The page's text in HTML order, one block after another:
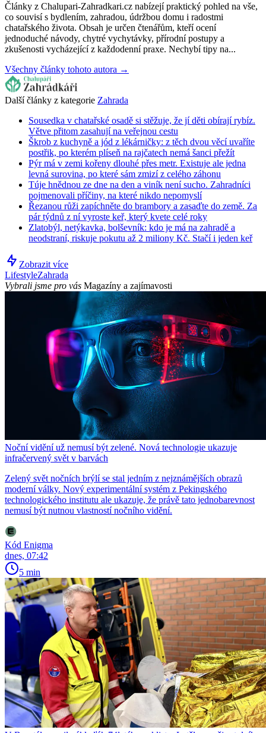
Články z Chalupari-Zahradkari.cz nabízejí praktický pohled na vše,
co souvisí s bydlením, zahradou, údržbou domu i radostmi
chatařského života. Obsah je určen čtenářům, kteří ocení
jednoduché návody, chytré vychytávky, přírodní postupy a
zkušenosti vycházející z každodenní praxe. Nechybí tipy na...
Všechny články tohoto autora →
Další články z kategorie Zahrada
Sousedka v chatařské osadě si stěžuje, že jí děti obírají rybíz.
Větve přitom zasahují na veřejnou cestu
Škrob z kuchyně a jód z lékárničky: z těch dvou věcí uvaříte
postřik, po kterém plíseň na rajčatech nemá šanci přežít
Pýr má v zemi kořeny dlouhé přes metr. Existuje ale jedna
levná surovina, po které sám zmizí z celého záhonu
Túje hnědnou ze dne na den a viník není sucho. Zahradníci
pojmenovali příčiny, na které nikdo nepomyslí
Řezanou růži zapíchněte do brambory a zasaďte do země. Za
pár týdnů z ní vyroste keř, který kvete celé roky
Zlatobýl, netýkavka, bolševník: kdo je má na zahradě a
neodstraní, riskuje pokutu až 2 miliony Kč. Stačí i jeden keř
Zobrazit více
LifestyleZahrada
Vybrali jsme pro vás Magazíny a zajímavosti
Noční vidění už nemusí být zelené. Nová technologie ukazuje
infračervený svět v barvách
Zelený svět nočních brýlí se stal jedním z nejznámějších obrazů
moderní války. Nový experimentální systém z Pekingského
technologického institutu ale ukazuje, že právě tato jednobarevnost
nemusí být nutnou vlastností nočního vidění.
Kód Enigma
dnes, 07:42
5 min